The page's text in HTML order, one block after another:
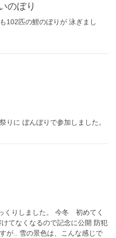
のぼり
102匹の鯉のぼりが 泳ぎまし
りに ぼんぼりで参加しました。
くりしました。 今冬 初めてく
てなくなるので記念に公開 防犯
が.. 雪の景色は、こんな感じで